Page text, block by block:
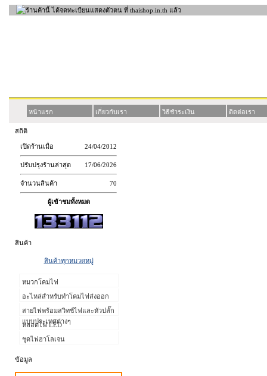
หน้าแรก เกี่ยวกับเรา วิธีชำระเงิน ติดต่อเรา
สถิติ
เปิดร้านเมื่อ 24/04/2012
ปรับปรุงร้านล่าสุด 17/06/2026
จำนวนสินค้า 70
ผู้เข้าชมทั้งหมด
สินค้า
สินค้าทุกหมวดหมู่
หมวกโคมไฟ
อะไหล่สำหรับทำโคมไฟส่งออก
สายไฟพร้อมสวิทช์ไฟและหัวปลั๊ก
แบบประเทศต่างๆ
หลอดไฟ LED
ชุดไฟฮาโลเจน
ข้อมูล